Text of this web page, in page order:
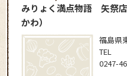
みりょく満点物語 矢祭
かわ）
福島県
TEL
0247-